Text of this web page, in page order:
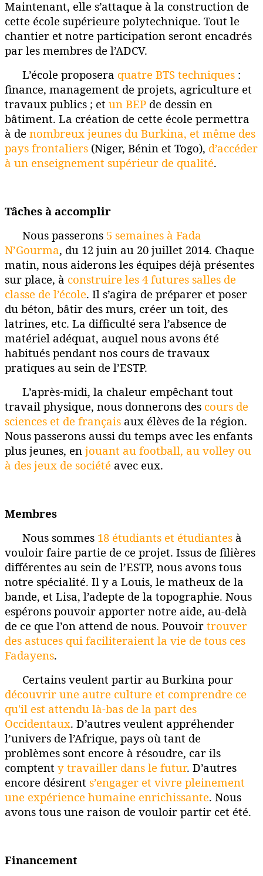
Maintenant, elle s’attaque à la construction de
cette école supérieure polytechnique. Tout le
chantier et notre participation seront encadrés
par les membres de l’ADCV.
L’école proposera quatre BTS techniques :
finance, management de projets, agriculture et
travaux publics ; et un BEP de dessin en
bâtiment. La création de cette école permettra
à de nombreux jeunes du Burkina, et même des
pays frontaliers (Niger, Bénin et Togo), d’accéder
à un enseignement supérieur de qualité.
Tâches à accomplir
Nous passerons 5 semaines à Fada
N’Gourma, du 12 juin au 20 juillet 2014. Chaque
matin, nous aiderons les équipes déjà présentes
sur place, à construire les 4 futures salles de
classe de l’école. Il s’agira de préparer et poser
du béton, bâtir des murs, créer un toit, des
latrines, etc. La difficulté sera l’absence de
matériel adéquat, auquel nous avons été
habitués pendant nos cours de travaux
pratiques au sein de l’ESTP.
L’après-midi, la chaleur empêchant tout
travail physique, nous donnerons des cours de
sciences et de français aux élèves de la région.
Nous passerons aussi du temps avec les enfants
plus jeunes, en jouant au football, au volley ou
à des jeux de société avec eux.
Membres
Nous sommes 18 étudiants et étudiantes à
vouloir faire partie de ce projet. Issus de filières
différentes au sein de l’ESTP, nous avons tous
notre spécialité. Il y a Louis, le matheux de la
bande, et Lisa, l’adepte de la topographie. Nous
espérons pouvoir apporter notre aide, au-delà
de ce que l’on attend de nous. Pouvoir trouver
des astuces qui faciliteraient la vie de tous ces
Fadayens.
Certains veulent partir au Burkina pour
découvrir une autre culture et comprendre ce
qu'il est attendu là-bas de la part des
Occidentaux. D’autres veulent appréhender
l’univers de l’Afrique, pays où tant de
problèmes sont encore à résoudre, car ils
comptent y travailler dans le futur. D’autres
encore désirent s’engager et vivre pleinement
une expérience humaine enrichissante. Nous
avons tous une raison de vouloir partir cet été.
Financement